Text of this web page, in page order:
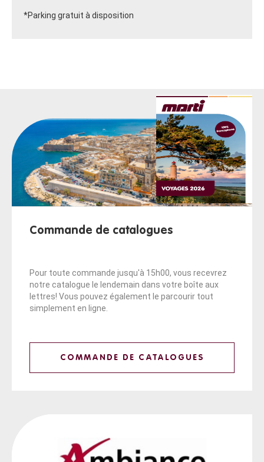
*Parking gratuit à disposition
Commande de catalogues
Pour toute commande jusqu'à 15h00, vous recevrez
notre catalogue le lendemain dans votre boîte aux
lettres! Vous pouvez également le parcourir tout
simplement en ligne.
COMMANDE DE CATALOGUES